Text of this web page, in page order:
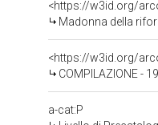
<https://w3id.org/
Madonna della
<https://w3id.org/
COMPILAZIONE -
a-cat:P